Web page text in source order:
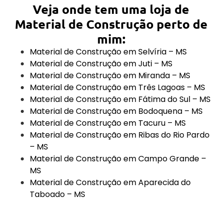
assentamento e a proporção da argamassa.
50,00 e R$ 150,00, dependendo da região e da
qualidade da areia.
Veja onde tem uma loja de
Material de Construção perto de
mim:
Material de Construção em Selvíria – MS
Material de Construção em Juti – MS
Material de Construção em Miranda – MS
Material de Construção em Três Lagoas – MS
Material de Construção em Fátima do Sul – MS
Material de Construção em Bodoquena – MS
Material de Construção em Tacuru – MS
Material de Construção em Ribas do Rio Pardo
– MS
Material de Construção em Campo Grande –
MS
Material de Construção em Aparecida do
Taboado – MS